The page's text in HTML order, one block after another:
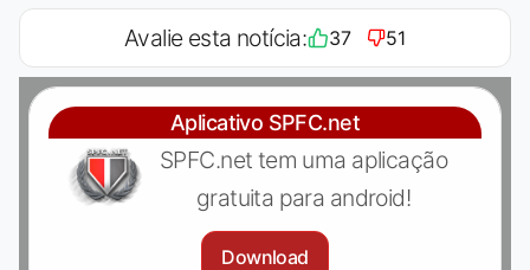
Avalie esta notícia: 37 51
Aplicativo SPFC.net
SPFC.net tem uma aplicação
gratuita para android!
Download